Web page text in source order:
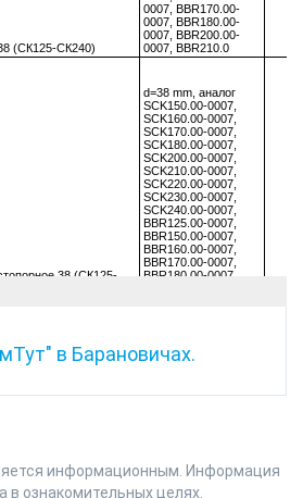
в Барановичах.
информационным. Информация
в ознакомительных целях.